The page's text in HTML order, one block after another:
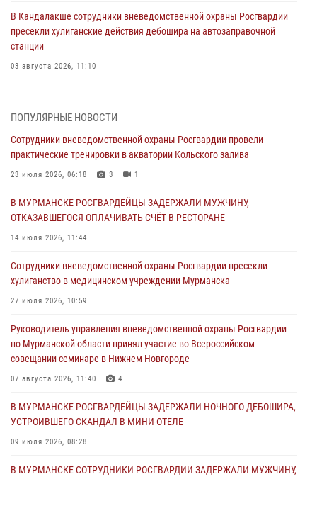
В Кандалакше сотрудники вневедомственной охраны Росгвардии
пресекли хулиганские действия дебошира на автозаправочной
станции
03 августа 2026, 11:10
комиссий в преддверии выборов
31 июля 2026, 08:43 3
Мурманские росгвардейцы задержали мужчину, не оплатившего
30 июля 2026, 06:44
В Мурманске сотрудники Росгвардии пресекли ночной дебош в
29 июля 2026, 07:23
Сотрудники вневедомственной охраны Росгвардии пресекли
27 июля 2026, 10:59
В МУРМАНСКЕ СОТРУДНИКИ РОСГВАРДИИ ЗАДЕРЖАЛИ
МУРМАНЧАНИНА ЗА ПОПЫТКУ КРАЖИ ВЕЛОАКСЕССУАРОВ ИЗ
24 июля 2026, 09:21
ПОПУЛЯРНЫЕ НОВОСТИ
Сотрудники вневедомственной охраны Росгвардии провели
практические тренировки в акватории Кольского залива
23 июля 2026, 06:18 3 1
В МУРМАНСКЕ РОСГВАРДЕЙЦЫ ЗАДЕРЖАЛИ МУЖЧИНУ,
ОТКАЗАВШЕГОСЯ ОПЛАЧИВАТЬ СЧЁТ В РЕСТОРАНЕ
14 июля 2026, 11:44
Сотрудники вневедомственной охраны Росгвардии пресекли
хулиганство в медицинском учреждении Мурманска
27 июля 2026, 10:59
Руководитель управления вневедомственной охраны Росгвардии
по Мурманской области принял участие во Всероссийском
совещании-семинаре в Нижнем Новгороде
07 августа 2026, 11:40 4
В МУРМАНСКЕ РОСГВАРДЕЙЦЫ ЗАДЕРЖАЛИ НОЧНОГО ДЕБОШИРА,
УСТРОИВШЕГО СКАНДАЛ В МИНИ-ОТЕЛЕ
09 июля 2026, 08:28
В МУРМАНСКЕ СОТРУДНИКИ РОСГВАРДИИ ЗАДЕРЖАЛИ МУЖЧИНУ,